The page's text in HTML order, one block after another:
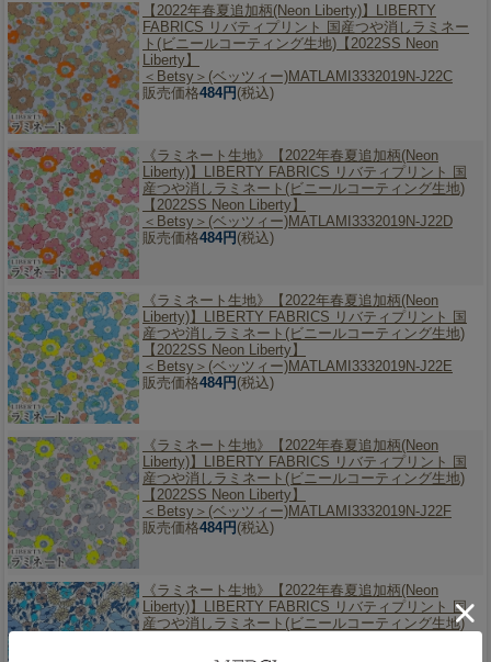
【2022年春夏追加柄(Neon Liberty)】
LIBERTY
FABRICS リバティプリント 国産つや消しラミネー
ト(ビニールコーティング生地)【2022SS Neon
Liberty】
＜Betsy＞(ベッツィー)MATLAMI3332019N-J22C
販売価格484円 (税込)
《ラミネート生地》【2022年春夏追加柄(Neon
Liberty)】
LIBERTY FABRICS リバティプリント 国
産つや消しラミネート(ビニールコーティング生地)
【2022SS Neon Liberty】
＜Betsy＞(ベッツィー)MATLAMI3332019N-J22D
販売価格484円 (税込)
《ラミネート生地》【2022年春夏追加柄(Neon
Liberty)】
LIBERTY FABRICS リバティプリント 国
産つや消しラミネート(ビニールコーティング生地)
【2022SS Neon Liberty】
＜Betsy＞(ベッツィー)MATLAMI3332019N-J22E
販売価格484円 (税込)
《ラミネート生地》【2022年春夏追加柄(Neon
Liberty)】
LIBERTY FABRICS リバティプリント 国
産つや消しラミネート(ビニールコーティング生地)
【2022SS Neon Liberty】
＜Betsy＞(ベッツィー)MATLAMI3332019N-J22F
販売価格484円 (税込)
《ラミネート生地》【2022年春夏追加柄(Neon
Liberty)】
LIBERTY FABRICS リバティプリント 国
産つや消しラミネート(ビニールコーティング生地)